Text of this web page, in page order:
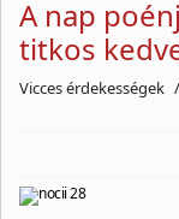
A nap
titkos
Vicces érdekességek